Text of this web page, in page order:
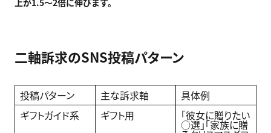
上が1.5〜2倍に伸びます。
二軸訴求のSNS投稿パターン
投稿パターン 主な訴求軸
具体例
ギフトガイド系
ギフト用 「彼女に贈りたい
○選」「家族に贈